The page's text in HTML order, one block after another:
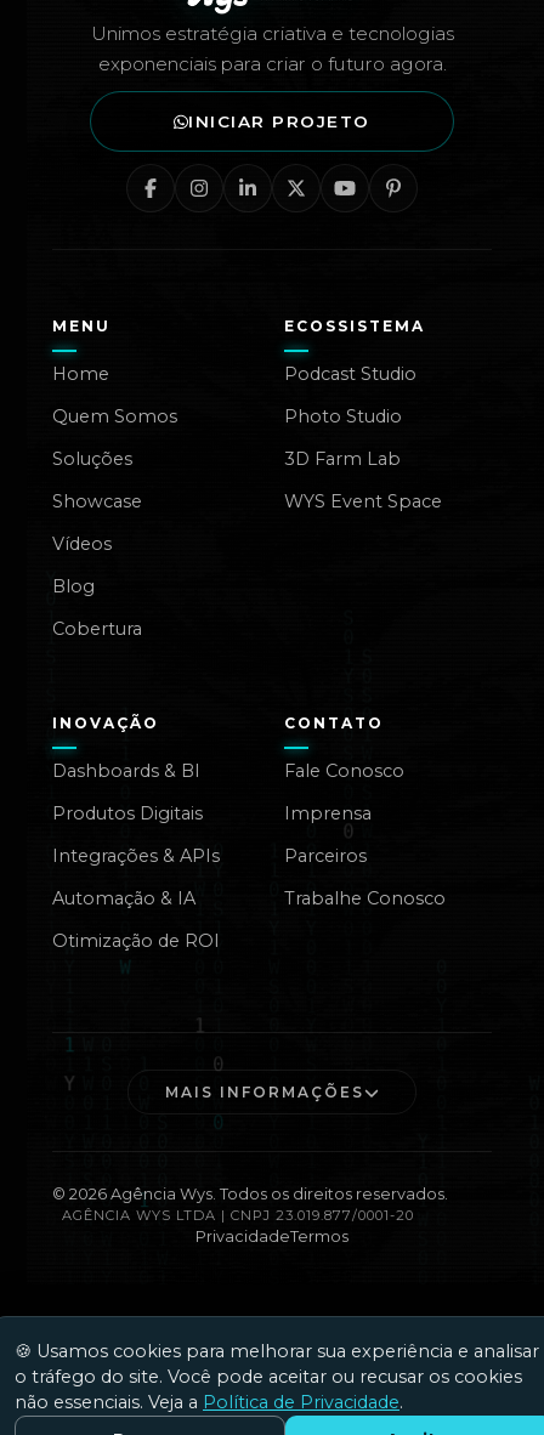
Unimos estratégia criativa e tecnologias
exponenciais para criar o futuro agora.
INICIAR PROJETO
MENU
Home
Quem Somos
Soluções
Showcase
Vídeos
Blog
Cobertura
ECOSSISTEMA
Podcast Studio
Photo Studio
3D Farm Lab
WYS Event Space
INOVAÇÃO
Dashboards & BI
Produtos Digitais
Integrações & APIs
Automação & IA
Otimização de ROI
CONTATO
Fale Conosco
Imprensa
Parceiros
Trabalhe Conosco
MAIS INFORMAÇÕES
© 2026Agência Wys. Todos os direitos reservados.
AGÊNCIA WYS LTDA | CNPJ 23.019.877/0001-20
PrivacidadeTermos
🍪 Usamos cookies para melhorar sua experiência e analisar
o tráfego do site. Você pode aceitar ou recusar os cookies
não essenciais. Veja a Política de Privacidade.